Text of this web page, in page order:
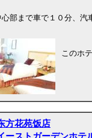
心部まで車で１０分、汽
このホ
方花苑饭店
ーストガーデンホテ